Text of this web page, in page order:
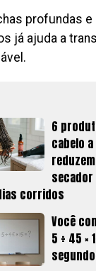
profundas
já ajuda a
6
cabelo
corridos
Você
5 ÷ 45 ×